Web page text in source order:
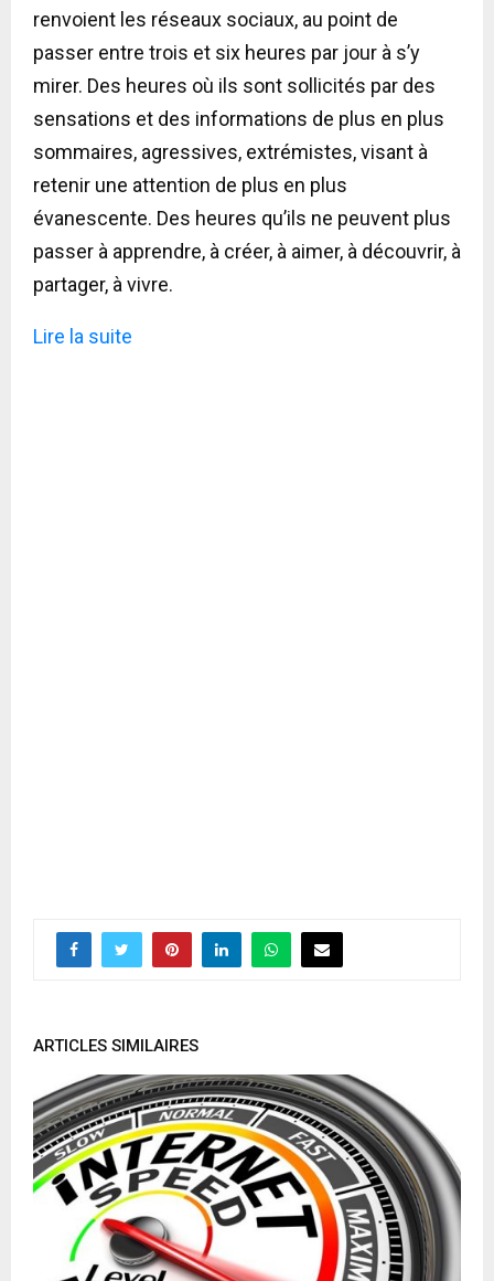
renvoient les réseaux sociaux, au point de
passer entre trois et six heures par jour à s’y
mirer. Des heures où ils sont sollicités par des
sensations et des informations de plus en plus
sommaires, agressives, extrémistes, visant à
retenir une attention de plus en plus
évanescente. Des heures qu’ils ne peuvent plus
passer à apprendre, à créer, à aimer, à découvrir, à
partager, à vivre.
Lire la suite
ARTICLES SIMILAIRES